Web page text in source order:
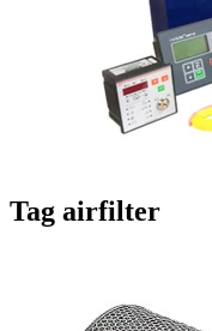
Tag airfilter